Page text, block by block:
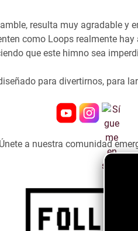
resulta muy agradable y
como Loops realmente
que este himno sea
para divertirnos, para
Únete a nuestra comunidad